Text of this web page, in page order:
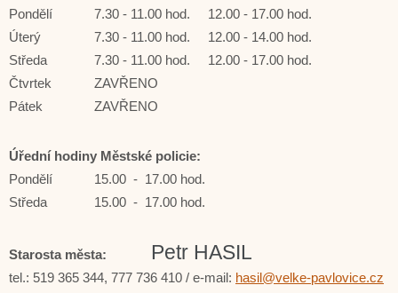
Pondělí
7.30 - 11.00 hod.
12.00 - 17.00 hod.
Úterý
7.30 - 11.00 hod.
12.00 - 14.00 hod.
Středa
7.30 - 11.00 hod.
12.00 - 17.00 hod.
Čtvrtek
ZAVŘENO
Pátek
ZAVŘENO
Úřední hodiny Městské policie:
Pondělí
15.00 - 17.00 hod.
Středa
15.00 - 17.00 hod.
Starosta města: Petr HASIL
tel.: 519 365 344, 777 736 410 / e-mail: hasil@velke-pavlovice.cz